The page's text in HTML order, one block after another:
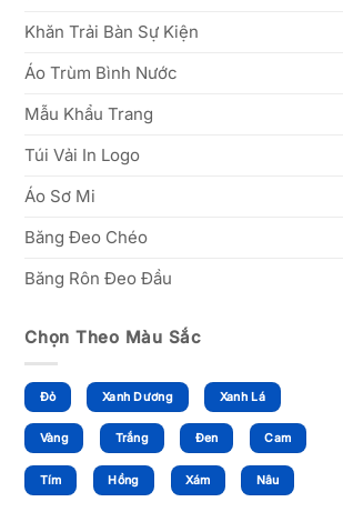
Khăn Trải Bàn Sự Kiện
Áo Trùm Bình Nước
Mẫu Khẩu Trang
Túi Vải In Logo
Áo Sơ Mi
Băng Đeo Chéo
Băng Rôn Đeo Đầu
Chọn Theo Màu Sắc
Đỏ Xanh Dương Xanh Lá
Vàng Trắng Đen Cam
Tím Hồng Xám Nâu